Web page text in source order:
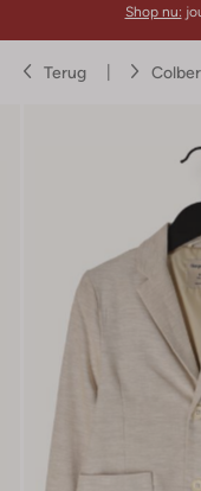
Shop nu:
Terug